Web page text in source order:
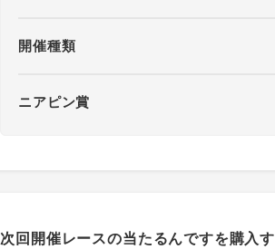
開催種類
ニアピン賞
次回開催レースの当たるんですを購入